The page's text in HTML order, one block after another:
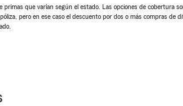
que varían según el estado. Las opciones de cobertura
pero en ese caso el descuento por dos o más compras de